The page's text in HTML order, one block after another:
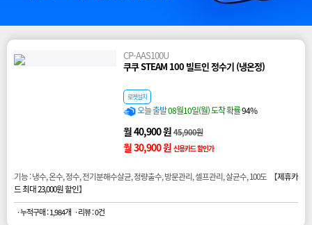
CP-AAS100U
쿠쿠 STEAM 100 빌트인 정수기 (냉온정)
로켓설치
오늘 출발08월10일(월) 도착 확률94%
월 40,900 원45,900원
월 30,900 원 신용카드 할인가
기능 : 냉수, 온수, 정수, 전기분해수살균, 정량출수, 방문관리, 셀프관리, 살균수, 100도 【제휴카
드 최대 23,000원 할인】
· 누적구매 : 1,984개 · 리뷰 : 0건